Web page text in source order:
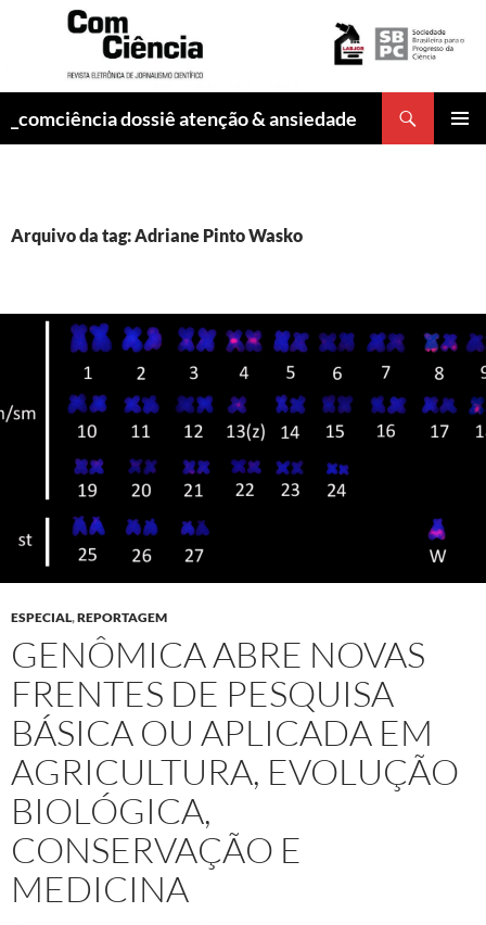
_comciência dossiê atenção & ansiedade
Arquivo da tag: Adriane Pinto Wasko
ESPECIAL,REPORTAGEM
GENÔMICA ABRE NOVAS
FRENTES DE PESQUISA
BÁSICA OU APLICADA EM
AGRICULTURA, EVOLUÇÃO
BIOLÓGICA,
CONSERVAÇÃO E
MEDICINA